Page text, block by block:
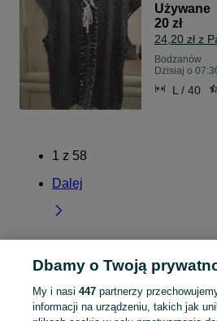
Używane
20 zł
24,20 zł z
Bodzanów
Dzisiaj o
L / 40
1 z 58
Dalej
Strona główna Opolskie Bodzanów
KATEGORIA
Dbamy o Twoją
My i nasi 447partnerzy
informacji na urządzeniu, takich jak